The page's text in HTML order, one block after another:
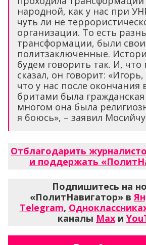
народной, как у нас при
чуть ли не
организации. То есть
трансформации, были свои
политзаключенные.
будем говорить так. И, что
сказал, он говорит:
что у нас после окончания
бритами была
многом она была
я боюсь», – заявил
Отблагодарить
и поддержать
Подпишитесь на
«ПолитНавигатор» в
Telegram,
каналы Max и